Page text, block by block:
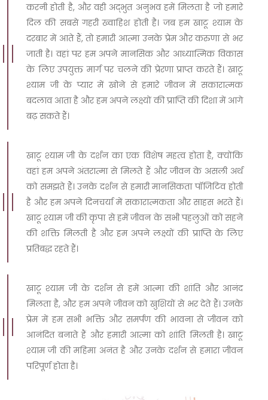
करनी होती है, और वही अद्भुत अनुभव हमें मिलता है जो हमारे
दिल की सबसे गहरी ख्वाहिश होती है। जब हम खाटू श्याम के
दरबार में आते हैं, तो हमारी आत्मा उनके प्रेम और करुणा से भर
जाती है। वहां पर हम अपने मानसिक और आध्यात्मिक विकास
के लिए उपयुक्त मार्ग पर चलने की प्रेरणा प्राप्त करते हैं। खाटू
श्याम जी के प्यार में खोने से हमारे जीवन में सकारात्मक
बदलाव आता है और हम अपने लक्ष्यों की प्राप्ति की दिशा में आगे
बढ़ सकते हैं।
खाटू श्याम जी के दर्शन का एक विशेष महत्व होता है, क्योंकि
वहां हम अपने अंतरात्मा से मिलते हैं और जीवन के असली अर्थ
को समझते हैं। उनके दर्शन से हमारी मानसिकता पॉजिटिव होती
है और हम अपने दिनचर्या में सकारात्मकता और साहस भरते हैं।
खाटू श्याम जी की कृपा से हमें जीवन के सभी पहलुओं को सहने
की शक्ति मिलती है और हम अपने लक्ष्यों की प्राप्ति के लिए
प्रतिबद्ध रहते हैं।
खाटू श्याम जी के दर्शन से हमें आत्मा की शांति और आनंद
मिलता है, और हम अपने जीवन को खुशियों से भर देते हैं। उनके
प्रेम में हम सभी भक्ति और समर्पण की भावना से जीवन को
आनंदित बनाते हैं और हमारी आत्मा को शांति मिलती है। खाटू
श्याम जी की महिमा अनंत है और उनके दर्शन से हमारा जीवन
परिपूर्ण होता है।